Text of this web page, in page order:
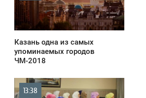
Казань одна из самых
упоминаемых городов
ЧМ-2018
13:38